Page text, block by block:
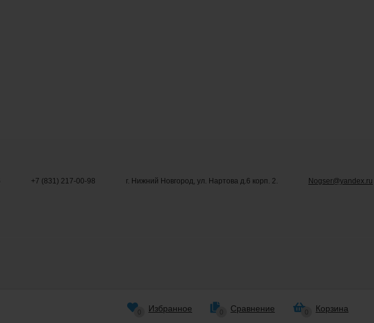
+7 (831) 217-00-98 г. Нижний Новгород, ул. Нартова д.6 корп. 2. Nogser@yandex.ru
Избранное Сравнение Корзина